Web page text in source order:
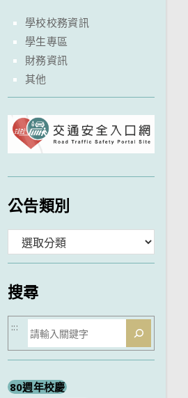
學校校務資訊
學生專區
財務資訊
其他
公告類別
類
搜尋
搜
尋
:::
80週年校慶